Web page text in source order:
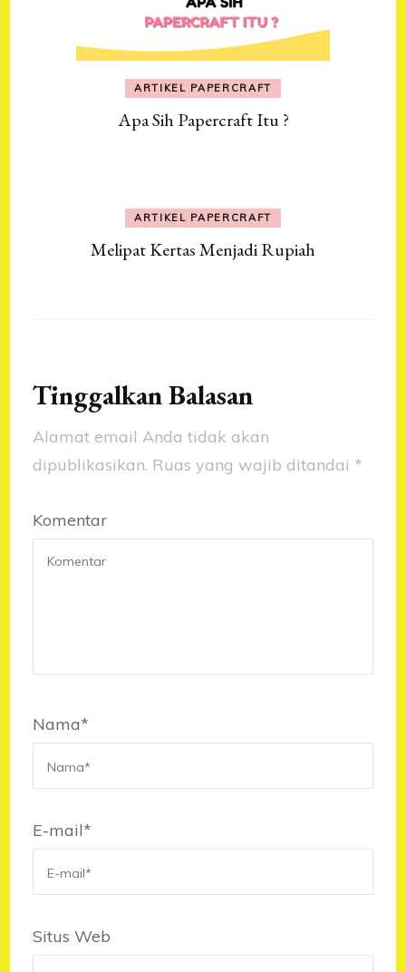
ARTIKEL PAPERCRAFT
Apa Sih Papercraft Itu ?
ARTIKEL PAPERCRAFT
Melipat Kertas Menjadi Rupiah
Tinggalkan Balasan
Alamat email Anda tidak akan
dipublikasikan. Ruas yang wajib ditandai *
Komentar
Nama*
E-mail*
Situs Web